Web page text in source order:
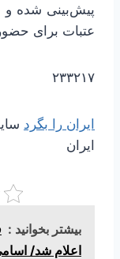
پیش‌بینی شده و
عتبات برای
۲۳۳۲۱۷
ایران را بگرد
ایران
بیشتر بخوانید :
اعلام شد/